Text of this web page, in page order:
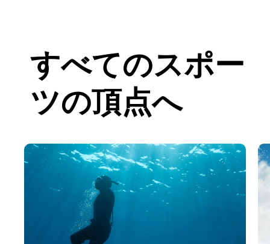
すべてのスポー
ツの頂点へ